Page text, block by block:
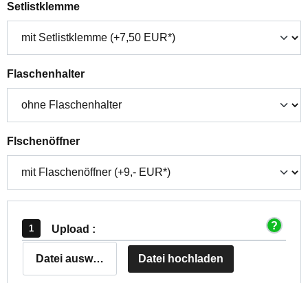
Setlistklemmeauswählen
Flaschenhalterauswählen
Flschenöffnerauswählen
Upload :
Datei auswählen Datei hochladen